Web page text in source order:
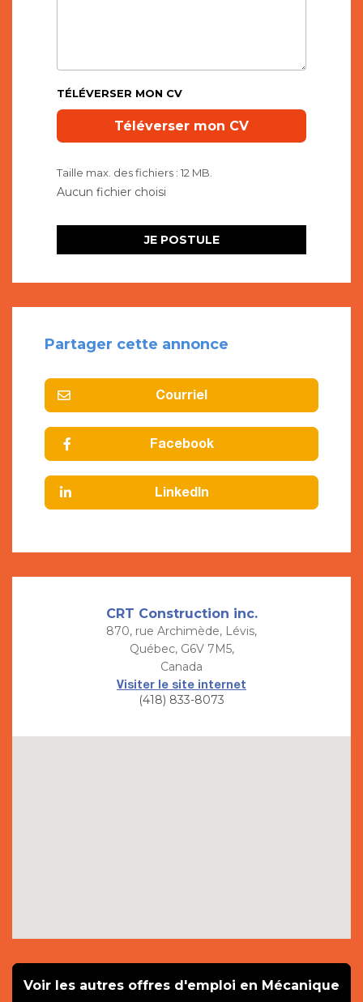
TÉLÉVERSER MON CV
Taille max. des fichiers : 12 MB.
Partager cette annonce
Courriel
Facebook
LinkedIn
CRT Construction inc.
870, rue Archimède, Lévis,
Québec, G6V 7M5,
Canada
Visiter le site internet
(418) 833-8073
Voir les autres offres d'emploi en Mécanique